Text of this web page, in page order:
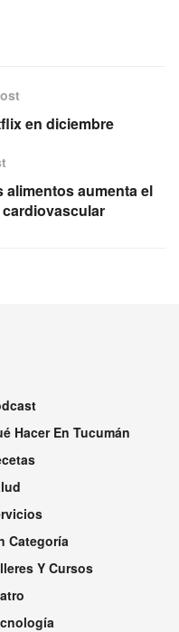
en diciembre
aumenta el
Hacer En Tucumán
Categoría
Y Cursos